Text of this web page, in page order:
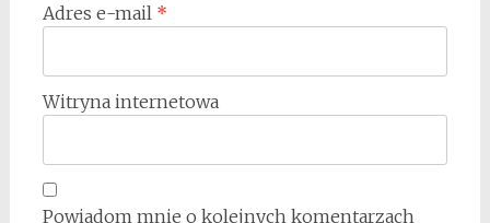
Adres e-mail *
Witryna internetowa
Powiadom mnie o kolejnych komentarzach